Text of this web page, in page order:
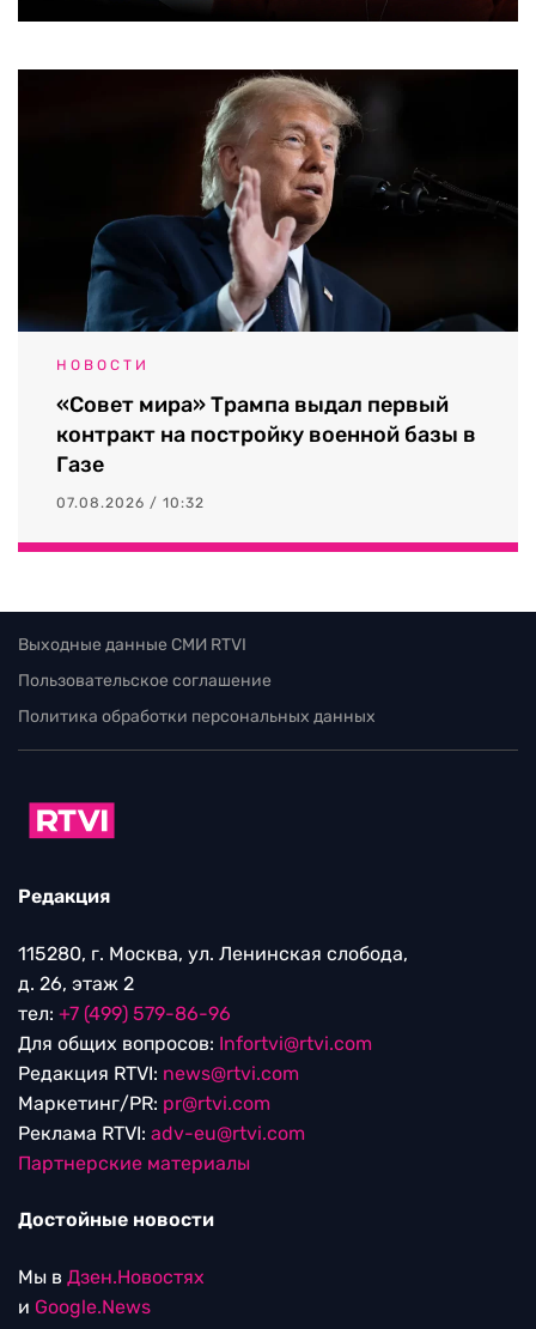
НОВОСТИ
«Совет мира» Трампа выдал первый
контракт на постройку военной базы в
Газе
07.08.2026 / 10:32
Выходные данные СМИ RTVI
Пользовательское соглашение
Политика обработки персональных данных
Редакция
115280, г. Москва, ул. Ленинская слобода,
д. 26, этаж 2
тел: +7 (499) 579-86-96
Для общих вопросов: Infortvi@rtvi.com
Редакция RTVI: news@rtvi.com
Маркетинг/PR: pr@rtvi.com
Реклама RTVI: adv-eu@rtvi.com
Партнерские материалы
Достойные новости
Мы в Дзен.Новостях
и Google.News